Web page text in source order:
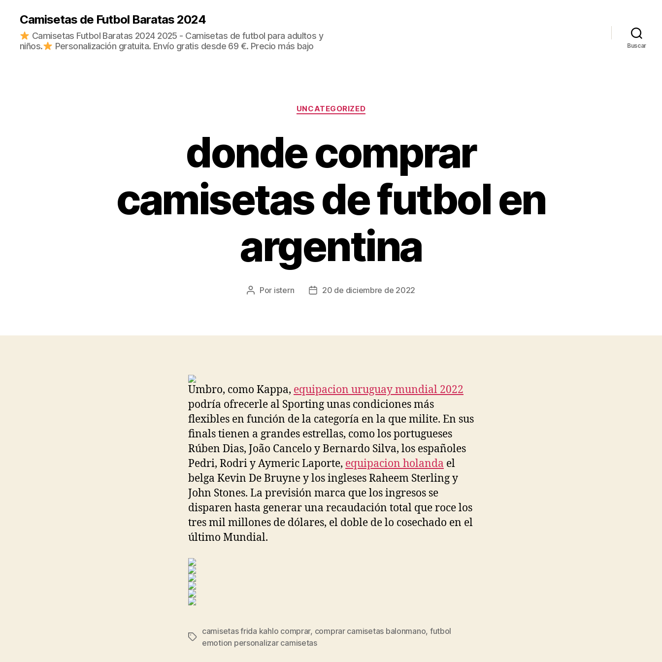
Camisetas de Futbol Baratas 2024
Camisetas Futbol Baratas 2024 2025 - Camisetas de futbol para adultos y
niños.
Personalización gratuita. Envío gratis desde 69 €. Precio más bajo Buscar
Categorías
UNCATEGORIZED
donde comprar
camisetas de futbol en
argentina
Autor
Por istern
Fecha20 de diciembre de 2022
Umbro, como Kappa, equipacion uruguay mundial 2022
podría ofrecerle al Sporting unas condiciones más
flexibles en función de la categoría en la que milite. En sus
finals tienen a grandes estrellas, como los portugueses
Rúben Dias, João Cancelo y Bernardo Silva, los españoles
Pedri, Rodri y Aymeric Laporte, equipacion holanda el
belga Kevin De Bruyne y los ingleses Raheem Sterling y
John Stones. La previsión marca que los ingresos se
disparen hasta generar una recaudación total que roce los
tres mil millones de dólares, el doble de lo cosechado en el
último Mundial.
Etiquetas
camisetas frida kahlo comprar, comprar camisetas balonmano, futbol
emotion personalizar camisetas